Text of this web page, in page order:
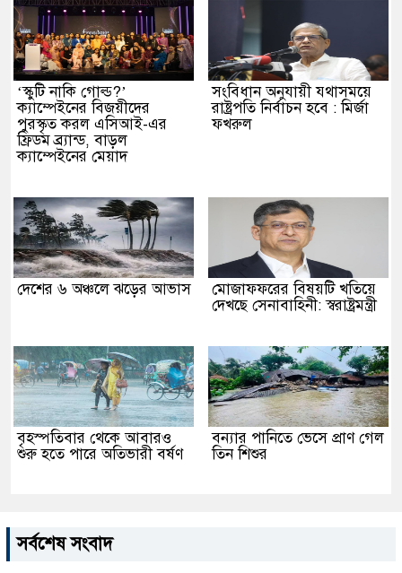
‘স্কুটি নাকি গোল্ড?’
ক্যাম্পেইনের বিজয়ীদের
পুরস্কৃত করল এসিআই-এর
ফ্রিডম ব্র্যান্ড, বাড়ল
ক্যাম্পেইনের মেয়াদ
সংবিধান অনুযায়ী যথাসময়ে
রাষ্ট্রপতি নির্বাচন হবে : মির্জা
ফখরুল
দেশের ৬ অঞ্চলে ঝড়ের আভাস
মোজাফফরের বিষয়টি খতিয়ে
দেখছে সেনাবাহিনী: স্বরাষ্ট্রমন্ত্রী
বৃহস্পতিবার থেকে আবারও
শুরু হতে পারে অতিভারী বর্ষণ
বন্যার পানিতে ভেসে প্রাণ গেল
তিন শিশুর
সর্বশেষ সংবাদ